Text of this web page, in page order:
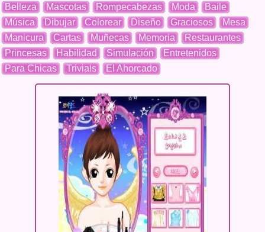
Belleza
Mascotas Rompecabezas Moda
Baile
Música
Dibujar Colorear Diseño Graciosos
Mesa
Manicura
Cartas Muñecas Memoria
Restaurantes
Princesas
Habilidad Simulación
Entretenidos
Para Chicas
Trivials El Ahorcado